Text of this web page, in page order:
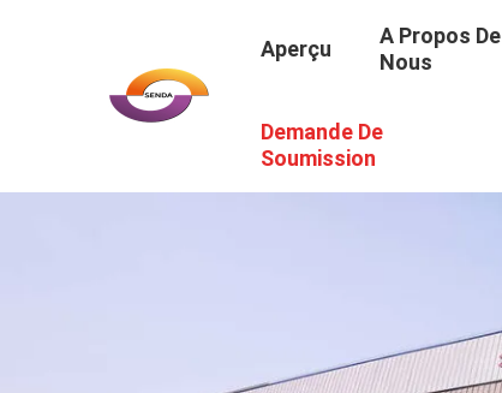
Aperçu
A Propos De
Nous
Demande De
Soumission